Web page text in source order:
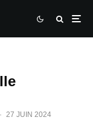
· 27 JUIN 2024